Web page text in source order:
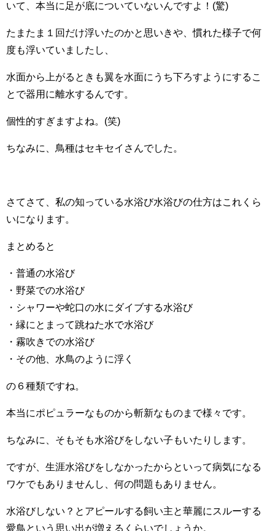
いて、本当に足が底についていないんですよ！(驚)
たまたま１回だけ浮いたのかと思いきや、慣れた様子で何
度も浮いていましたし、
水面から上がるときも翼を水面にうち下ろすようにするこ
とで器用に離水するんです。
個性的すぎますよね。(笑)
ちなみに、鳥種はセキセイさんでした。
さてさて、私の知っている水浴び水浴びの仕方はこれくら
いになります。
まとめると
・普通の水浴び
・野菜での水浴び
・シャワーや蛇口の水にダイブする水浴び
・縁にとまって跳ねた水で水浴び
・霧吹きでの水浴び
・その他、水鳥のように浮く
の６種類ですね。
本当にポピュラーなものから斬新なものまで様々です。
ちなみに、そもそも水浴びをしない子もいたりします。
ですが、生涯水浴びをしなかったからといって病気になる
ワケでもありませんし、何の問題もありません。
水浴びしない？とアピールする飼い主と華麗にスルーする
愛鳥という思い出が増えるくらいでしょうか。